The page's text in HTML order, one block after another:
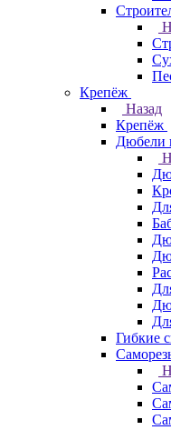
Крепёж
Назад
Крепёж
Дюбели
Гибкие